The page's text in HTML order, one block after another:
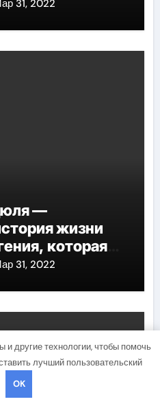
31, 2022
—
жизни
которая
глубины
31, 2022
и другие технологии, чтобы помочь
лучший пользовательский
OK